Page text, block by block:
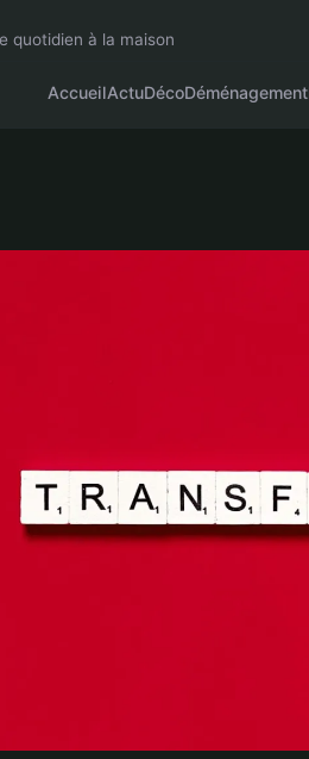
quotidien à la maison
AccueilActuDécoDéménagement